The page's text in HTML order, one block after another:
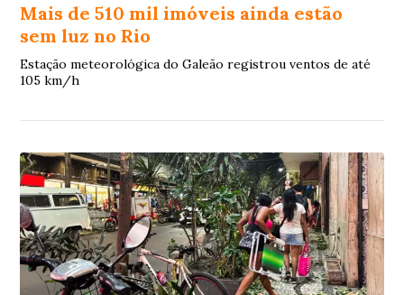
Mais de 510 mil imóveis ainda estão
sem luz no Rio
Estação meteorológica do Galeão registrou ventos de até
105 km/h